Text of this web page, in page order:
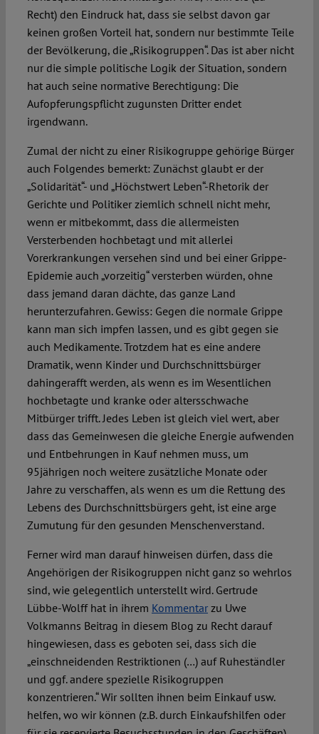
Recht) den Eindruck hat, dass sie selbst davon gar
keinen großen Vorteil hat, sondern nur bestimmte Teile
der Bevölkerung, die „Risikogruppen“. Das ist aber nicht
nur die simple politische Logik der Situation, sondern
hat auch seine normative Berechtigung: Die
Aufopferungspflicht zugunsten Dritter endet
irgendwann.
Zumal der nicht zu einer Risikogruppe gehörige Bürger
auch Folgendes bemerkt: Zunächst glaubt er der
„Solidarität“- und „Höchstwert Leben“-Rhetorik der
Gerichte und Politiker ziemlich schnell nicht mehr,
wenn er mitbekommt, dass die allermeisten
Versterbenden hochbetagt und mit allerlei
Vorerkrankungen versehen sind und bei einer Grippe-
Epidemie auch „vorzeitig“ versterben würden, ohne
dass jemand daran dächte, das ganze Land
herunterzufahren. Gewiss: Gegen die normale Grippe
kann man sich impfen lassen, und es gibt gegen sie
auch Medikamente. Trotzdem hat es eine andere
Dramatik, wenn Kinder und Durchschnittsbürger
dahingerafft werden, als wenn es im Wesentlichen
hochbetagte und kranke oder altersschwache
Mitbürger trifft. Jedes Leben ist gleich viel wert, aber
dass das Gemeinwesen die gleiche Energie aufwenden
und Entbehrungen in Kauf nehmen muss, um
95jährigen noch weitere zusätzliche Monate oder
Jahre zu verschaffen, als wenn es um die Rettung des
Lebens des Durchschnittsbürgers geht, ist eine arge
Zumutung für den gesunden Menschenverstand.
Ferner wird man darauf hinweisen dürfen, dass die
Angehörigen der Risikogruppen nicht ganz so wehrlos
sind, wie gelegentlich unterstellt wird. Gertrude
Lübbe-Wolff hat in ihrem Kommentarzu Uwe
Volkmanns Beitrag in diesem Blog zu Recht darauf
hingewiesen, dass es geboten sei, dass sich die
„einschneidenden Restriktionen (…) auf Ruheständler
und ggf. andere spezielle Risikogruppen
konzentrieren.“ Wir sollten ihnen beim Einkauf usw.
helfen, wo wir können (z.B. durch Einkaufshilfen oder